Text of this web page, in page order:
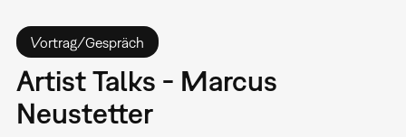
Vortrag/Gespräch
Artist Talks - Marcus
Neustetter